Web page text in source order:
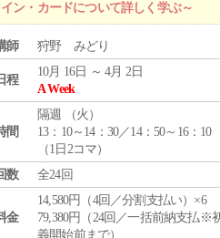
ン・カードについて詳しく学ぶ～
師 狩野 みどり
程
10月 16日 ～ 4月 2日
A Week
間
隔週 （火 ）
13：10～14：30／14：50～16：10
（1日2コマ）
数
全24回
金
14,580円（4回／分割支払い）×6
79,380円（24回／一括前納支払※
義開始前まで）